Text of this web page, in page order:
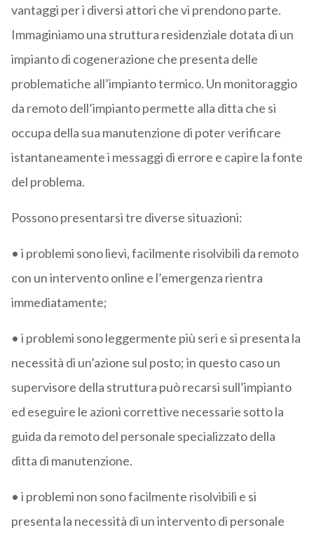
vantaggi per i diversi attori che vi prendono parte.
Immaginiamo una struttura residenziale dotata di un
impianto di cogenerazione che presenta delle
problematiche all’impianto termico. Un monitoraggio
da remoto dell’impianto permette alla ditta che si
occupa della sua manutenzione di poter verificare
istantaneamente i messaggi di errore e capire la fonte
del problema.
Possono presentarsi tre diverse situazioni:
• i problemi sono lievi, facilmente risolvibili da remoto
con un intervento online e l’emergenza rientra
immediatamente;
• i problemi sono leggermente più seri e si presenta la
necessità di un’azione sul posto; in questo caso un
supervisore della struttura può recarsi sull’impianto
ed eseguire le azioni correttive necessarie sotto la
guida da remoto del personale specializzato della
ditta di manutenzione.
• i problemi non sono facilmente risolvibili e si
presenta la necessità di un intervento di personale